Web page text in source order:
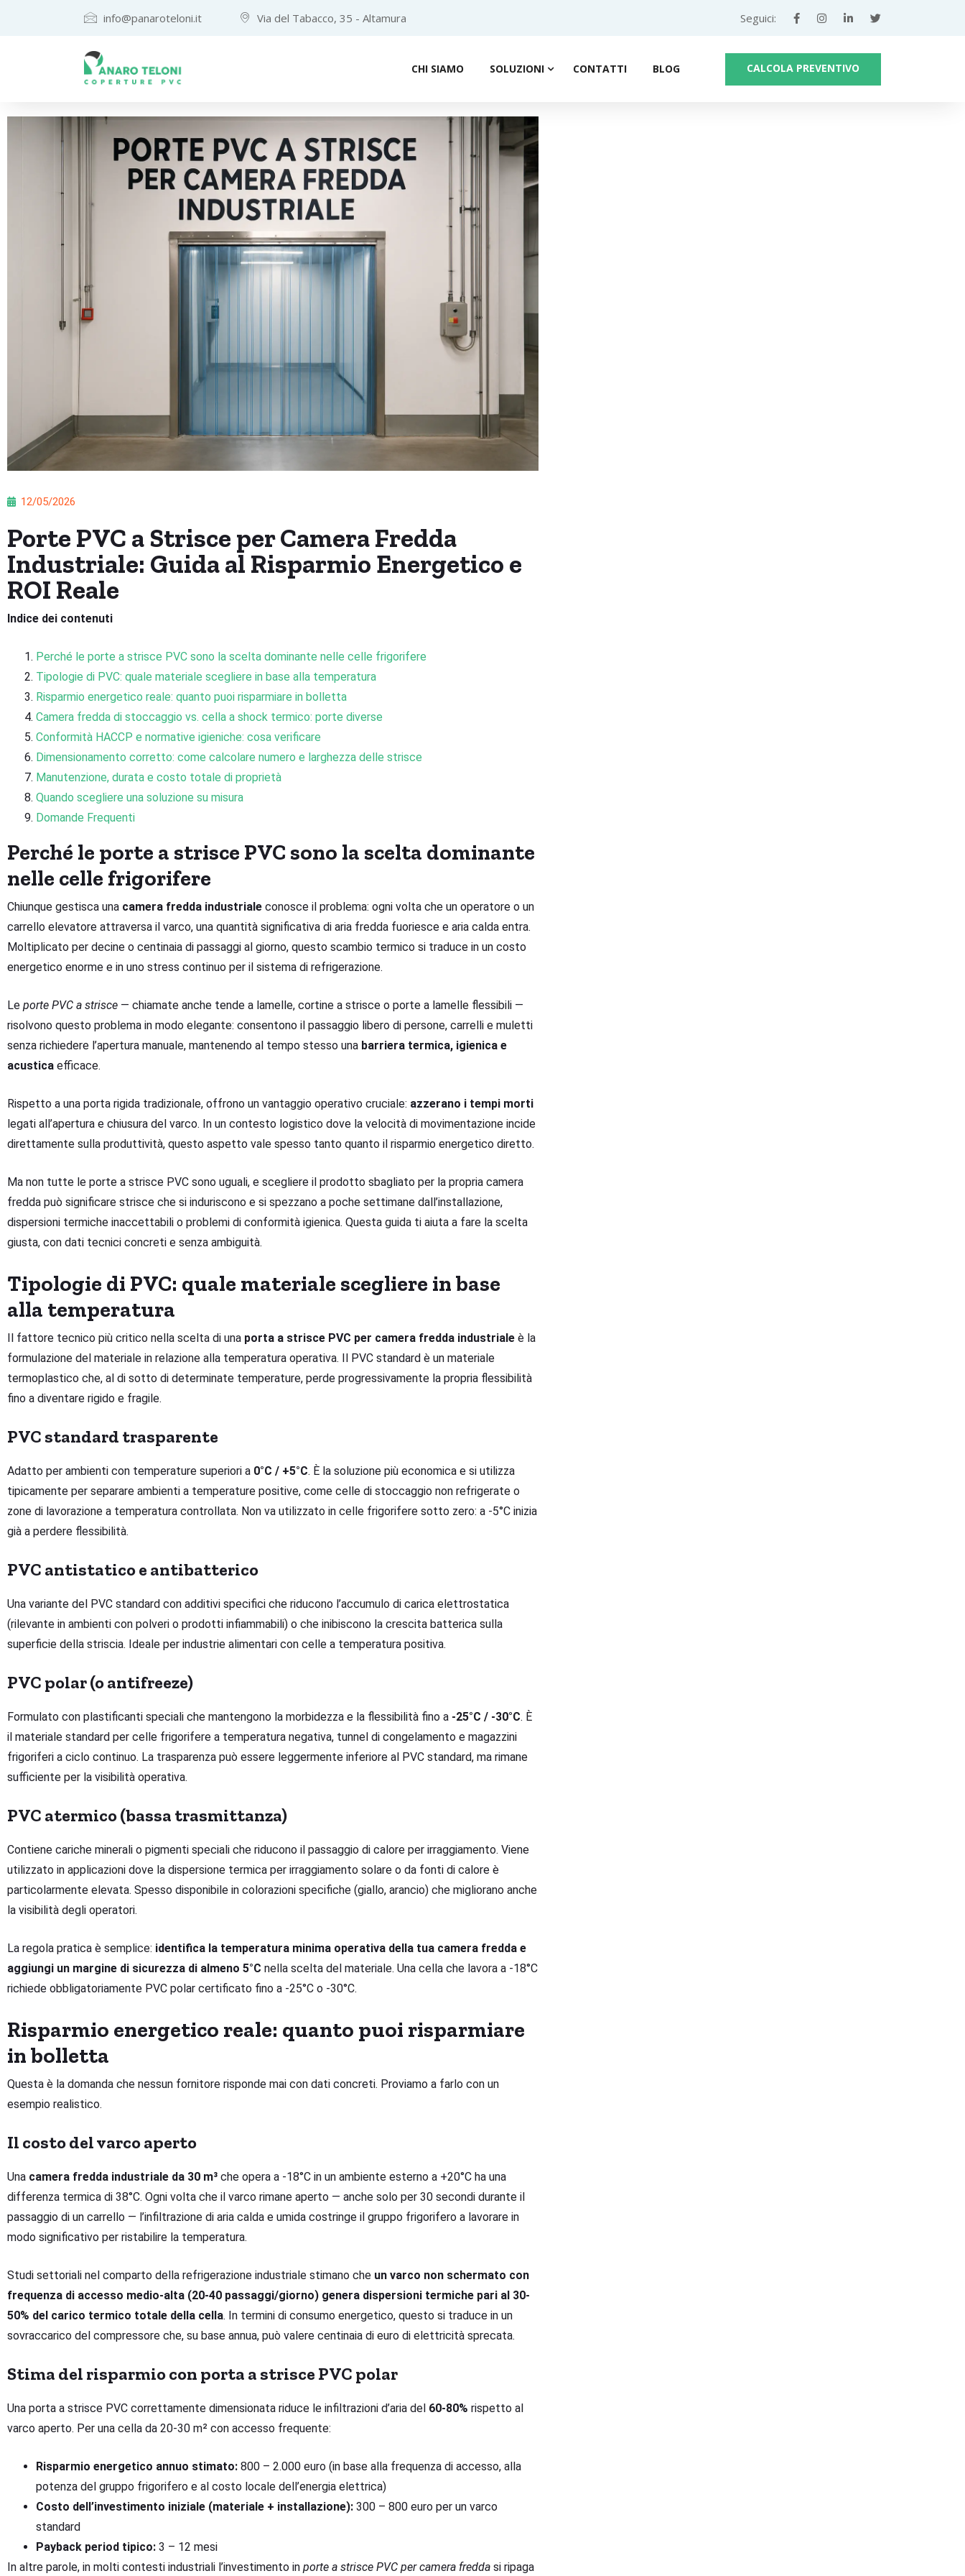
Coperture
PVC
Misura
Teloni,
info@panaroteloni.it Via del Tabacco, 35 - Altamura Seguici:
CHI SIAMO SOLUZIONI CONTATTI BLOG CALCOLA PREVENTIVO
12/05/2026
Porte PVC a Strisce per Camera Fredda
Industriale: Guida al Risparmio Energetico e
ROI Reale
Indice dei contenuti
Perché le porte a strisce PVC sono la scelta dominante nelle celle frigorifere
Tipologie di PVC: quale materiale scegliere in base alla temperatura
Risparmio energetico reale: quanto puoi risparmiare in bolletta
Camera fredda di stoccaggio vs. cella a shock termico: porte diverse
Conformità HACCP e normative igieniche: cosa verificare
Dimensionamento corretto: come calcolare numero e larghezza delle strisce
Manutenzione, durata e costo totale di proprietà
Quando scegliere una soluzione su misura
Domande Frequenti
Perché le porte a strisce PVC sono la scelta dominante
nelle celle frigorifere
Chiunque gestisca una camera fredda industriale conosce il problema: ogni volta che un operatore o un
carrello elevatore attraversa il varco, una quantità significativa di aria fredda fuoriesce e aria calda entra.
Moltiplicato per decine o centinaia di passaggi al giorno, questo scambio termico si traduce in un costo
energetico enorme e in uno stress continuo per il sistema di refrigerazione.
Le porte PVC a strisce — chiamate anche tende a lamelle, cortine a strisce o porte a lamelle flessibili —
risolvono questo problema in modo elegante: consentono il passaggio libero di persone, carrelli e muletti
senza richiedere l’apertura manuale, mantenendo al tempo stesso una barriera termica, igienica e
acustica efficace.
Rispetto a una porta rigida tradizionale, offrono un vantaggio operativo cruciale: azzerano i tempi morti
legati all’apertura e chiusura del varco. In un contesto logistico dove la velocità di movimentazione incide
direttamente sulla produttività, questo aspetto vale spesso tanto quanto il risparmio energetico diretto.
Ma non tutte le porte a strisce PVC sono uguali, e scegliere il prodotto sbagliato per la propria camera
fredda può significare strisce che si induriscono e si spezzano a poche settimane dall’installazione,
dispersioni termiche inaccettabili o problemi di conformità igienica. Questa guida ti aiuta a fare la scelta
giusta, con dati tecnici concreti e senza ambiguità.
Tipologie di PVC: quale materiale scegliere in base
alla temperatura
Il fattore tecnico più critico nella scelta di una porta a strisce PVC per camera fredda industriale è la
formulazione del materiale in relazione alla temperatura operativa. Il PVC standard è un materiale
termoplastico che, al di sotto di determinate temperature, perde progressivamente la propria flessibilità
fino a diventare rigido e fragile.
PVC standard trasparente
Adatto per ambienti con temperature superiori a 0°C / +5°C. È la soluzione più economica e si utilizza
tipicamente per separare ambienti a temperature positive, come celle di stoccaggio non refrigerate o
zone di lavorazione a temperatura controllata. Non va utilizzato in celle frigorifere sotto zero: a -5°C inizia
già a perdere flessibilità.
PVC antistatico e antibatterico
Una variante del PVC standard con additivi specifici che riducono l’accumulo di carica elettrostatica
(rilevante in ambienti con polveri o prodotti infiammabili) o che inibiscono la crescita batterica sulla
superficie della striscia. Ideale per industrie alimentari con celle a temperatura positiva.
PVC polar (o antifreeze)
Formulato con plastificanti speciali che mantengono la morbidezza e la flessibilità fino a -25°C / -30°C. È
il materiale standard per celle frigorifere a temperatura negativa, tunnel di congelamento e magazzini
frigoriferi a ciclo continuo. La trasparenza può essere leggermente inferiore al PVC standard, ma rimane
sufficiente per la visibilità operativa.
PVC atermico (bassa trasmittanza)
Contiene cariche minerali o pigmenti speciali che riducono il passaggio di calore per irraggiamento. Viene
utilizzato in applicazioni dove la dispersione termica per irraggiamento solare o da fonti di calore è
particolarmente elevata. Spesso disponibile in colorazioni specifiche (giallo, arancio) che migliorano anche
la visibilità degli operatori.
La regola pratica è semplice: identifica la temperatura minima operativa della tua camera fredda e
aggiungi un margine di sicurezza di almeno 5°C nella scelta del materiale. Una cella che lavora a -18°C
richiede obbligatoriamente PVC polar certificato fino a -25°C o -30°C.
Risparmio energetico reale: quanto puoi risparmiare
in bolletta
Questa è la domanda che nessun fornitore risponde mai con dati concreti. Proviamo a farlo con un
esempio realistico.
Il costo del varco aperto
Una camera fredda industriale da 30 m³ che opera a -18°C in un ambiente esterno a +20°C ha una
differenza termica di 38°C. Ogni volta che il varco rimane aperto — anche solo per 30 secondi durante il
passaggio di un carrello — l’infiltrazione di aria calda e umida costringe il gruppo frigorifero a lavorare in
modo significativo per ristabilire la temperatura.
Studi settoriali nel comparto della refrigerazione industriale stimano che un varco non schermato con
frequenza di accesso medio-alta (20-40 passaggi/giorno) genera dispersioni termiche pari al 30-
50% del carico termico totale della cella. In termini di consumo energetico, questo si traduce in un
sovraccarico del compressore che, su base annua, può valere centinaia di euro di elettricità sprecata.
Stima del risparmio con porta a strisce PVC polar
Una porta a strisce PVC correttamente dimensionata riduce le infiltrazioni d’aria del 60-80% rispetto al
varco aperto. Per una cella da 20-30 m² con accesso frequente:
Risparmio energetico annuo stimato: 800 – 2.000 euro (in base alla frequenza di accesso, alla
potenza del gruppo frigorifero e al costo locale dell’energia elettrica)
Costo dell’investimento iniziale (materiale + installazione): 300 – 800 euro per un varco
standard
Payback period tipico: 3 – 12 mesi
In altre parole, in molti contesti industriali l’investimento in porte a strisce PVC per camera fredda si ripaga